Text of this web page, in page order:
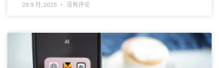
29 9 月, 2025 没有评论